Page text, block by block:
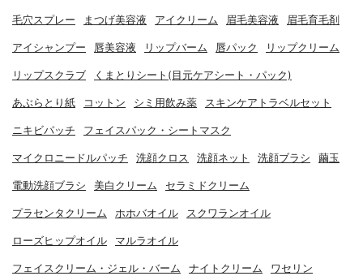
毛穴スプレー まつげ美容液 アイクリーム 眉毛美容液 眉毛育毛剤
アイシャンプー 唇美容液 リップバーム 唇パック リップクリーム
リップスクラブ くまとりシート(目元ケアシート・パック)
あぶらとり紙 コットン シミ用飲み薬 スキンケアトラベルセット
ニキビパッチ フェイスパック・シートマスク
マイクロニードルパッチ 洗顔クロス 洗顔ネット 洗顔ブラシ 繭玉
電動洗顔ブラシ 美白クリーム セラミドクリーム
プラセンタクリーム ホホバオイル スクワランオイル
ローズヒップオイル マルラオイル
フェイスクリーム・ジェル・バーム ナイトクリーム ワセリン